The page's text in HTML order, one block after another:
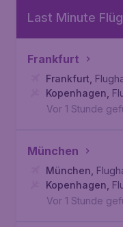
Last Minute
Frankfurt
Frankfurt
Kopenhagen
Vor 1 Stunde
München
München
Kopenhagen
Vor 1 Stunde